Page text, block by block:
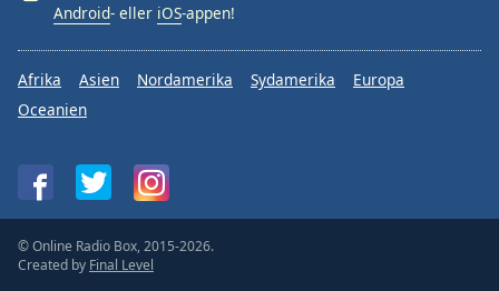
Android- eller iOS-appen!
Afrika Asien Nordamerika Sydamerika
Europa
Oceanien
© Online Radio Box, 2015-2026.
Created by Final Level